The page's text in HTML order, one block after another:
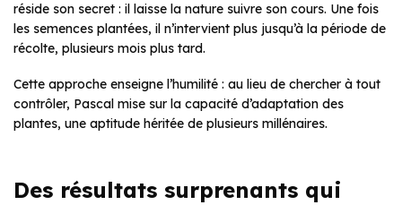
réside son secret : il laisse la nature suivre son cours. Une fois
les semences plantées, il n’intervient plus jusqu’à la période de
récolte, plusieurs mois plus tard.
Cette approche enseigne l’humilité : au lieu de chercher à tout
contrôler, Pascal mise sur la capacité d’adaptation des
plantes, une aptitude héritée de plusieurs millénaires.
Des résultats surprenants qui